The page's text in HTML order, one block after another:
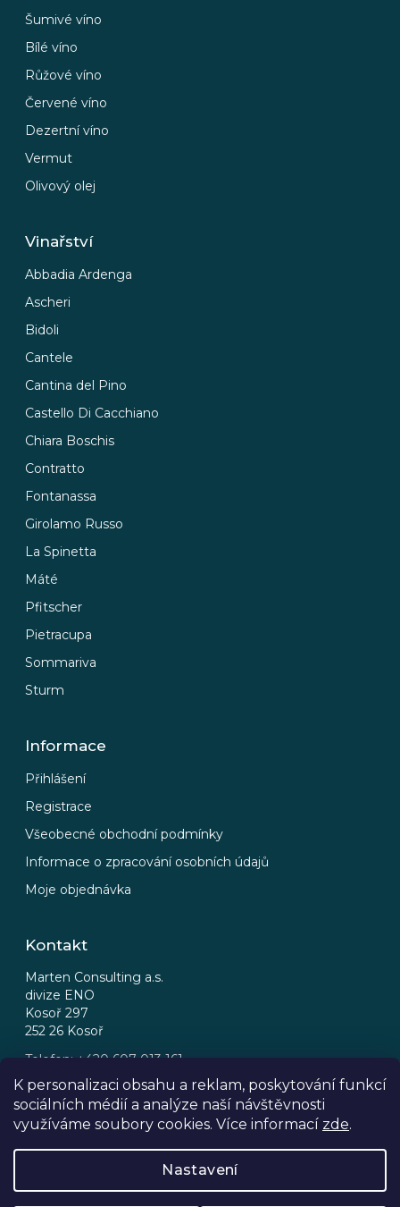
K personalizaci obsahu a reklam, poskytování funkcí
sociálních médií a analýze naší návštěvnosti
využíváme soubory cookies. Více informací zde.
Nastavení
Šumivé víno
Bílé víno
Růžové víno
Červené víno
Dezertní víno
Vermut
Olivový olej
Vinařství
Abbadia Ardenga
Ascheri
Bidoli
Cantele
Cantina del Pino
Castello Di Cacchiano
Chiara Boschis
Contratto
Fontanassa
Girolamo Russo
La Spinetta
Máté
Pfitscher
Pietracupa
Sommariva
Sturm
Informace
Přihlášení
Registrace
Všeobecné obchodní podmínky
Informace o zpracování osobních údajů
Moje objednávka
Kontakt
Marten Consulting a.s.
divize ENO
Kosoř 297
252 26 Kosoř
Telefon: +420 607 013 161
Email: eno@eno.cz
FB IG